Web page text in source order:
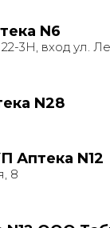
N6
3Н, вход ул.
N28
Аптека N12
8